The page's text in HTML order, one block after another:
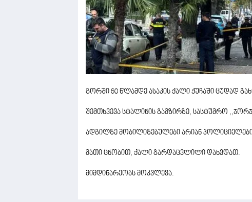
გორში 60 წლამდე ასაკის ქალი ქუჩაში ცუდად
შემთხვევა სტალინის გამზირზე, სასტუმრო
ადგილზე მობილიზებულები არიან პოლიციელები
მათი ცნობით, ქალი გარდაცვლილი დახვდათ.
მიმდინარეობს მოკვლევა.